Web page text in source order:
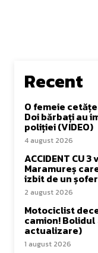
Recent
O femeie
Doi bărbați au
poliției (VIDEO)
4 august 2026
ACCIDENT CU
Maramureș
izbit de un
2 august 2026
Motociclist
camion!
actualizare)
1 august 2026